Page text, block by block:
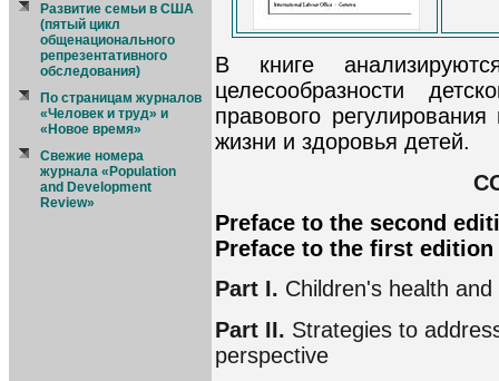
Развитие семьи в США
(пятый цикл
общенационального
репрезентативного
обследования)
По страницам журналов
«Человек и труд» и
«Новое время»
Свежие номера
журнала «Population
and Development
Review»
В книге
целесообразности
правового
жизни и здоровья детей.
Preface to the second
Preface to the first edition
Part I. Children's health
Part II. Strategies to
perspective